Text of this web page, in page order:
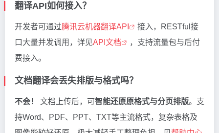
翻译API如何接入？
开发者可通过腾讯云机器翻译API
接入，RESTful接
口大量并发调用，详见API文档
，支持流量包与后付
费接入。
文档翻译会丢失排版与格式吗？
不会！ 文档上传后，可 智能还原原格式与分页排版。支
持Word、PDF、PPT、TXT等主流格式，复杂表格及